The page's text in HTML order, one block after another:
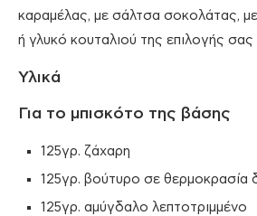
καραμέλας, με σάλτσα σοκολάτας,
ή γλυκό κουταλιού της επιλογής σας
Υλικά
Για το μπισκότο της βάσης
125γρ. ζάχαρη
125γρ. βούτυρο σε θερμοκρασία
125γρ. αμύγδαλο λεπτοτριμμένο